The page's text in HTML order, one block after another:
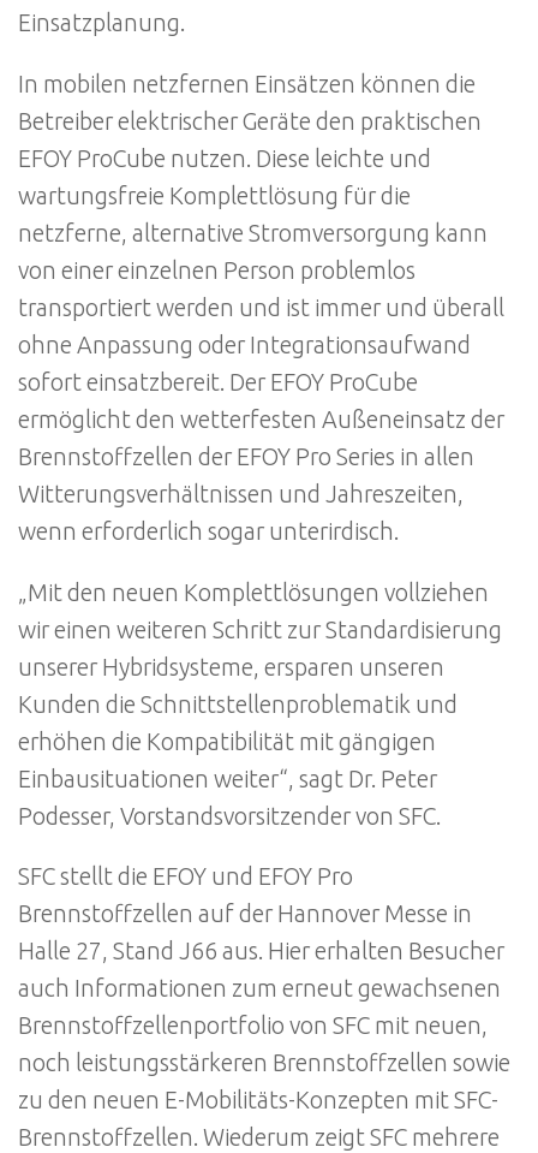
Einsatzplanung.
In mobilen netzfernen Einsätzen können die
Betreiber elektrischer Geräte den praktischen
EFOY ProCube nutzen. Diese leichte und
wartungsfreie Komplettlösung für die
netzferne, alternative Stromversorgung kann
von einer einzelnen Person problemlos
transportiert werden und ist immer und überall
ohne Anpassung oder Integrationsaufwand
sofort einsatzbereit. Der EFOY ProCube
ermöglicht den wetterfesten Außeneinsatz der
Brennstoffzellen der EFOY Pro Series in allen
Witterungsverhältnissen und Jahreszeiten,
wenn erforderlich sogar unterirdisch.
„Mit den neuen Komplettlösungen vollziehen
wir einen weiteren Schritt zur Standardisierung
unserer Hybridsysteme, ersparen unseren
Kunden die Schnittstellenproblematik und
erhöhen die Kompatibilität mit gängigen
Einbausituationen weiter“, sagt Dr. Peter
Podesser, Vorstandsvorsitzender von SFC.
SFC stellt die EFOY und EFOY Pro
Brennstoffzellen auf der Hannover Messe in
Halle 27, Stand J66 aus. Hier erhalten Besucher
auch Informationen zum erneut gewachsenen
Brennstoffzellenportfolio von SFC mit neuen,
noch leistungsstärkeren Brennstoffzellen sowie
zu den neuen E-Mobilitäts-Konzepten mit SFC-
Brennstoffzellen. Wiederum zeigt SFC mehrere